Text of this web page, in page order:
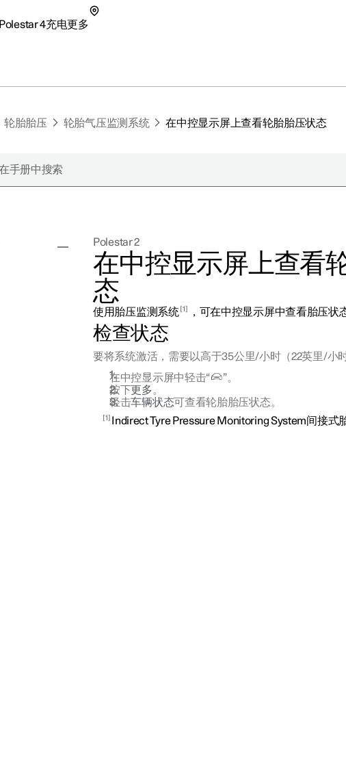
Polestar 4充电更多
新闻
注册新闻简报
（在新窗口中打开）
轮胎胎压 轮胎气压监测系统 在中控显示屏上查看轮胎胎压状态
Polestar 2
在中控显示屏上查看
态
使用胎压监测系统 1 ，可在中控显示屏中查看胎压状
检查状态
要将系统激活，需要以高于35公里/小时（22英里/小时
在中控显示屏中轻击“
”。
按下 更多。
轻击车辆状态可查看轮胎胎压状态。
1 Indirect Tyre Pressure Monitoring System间接式